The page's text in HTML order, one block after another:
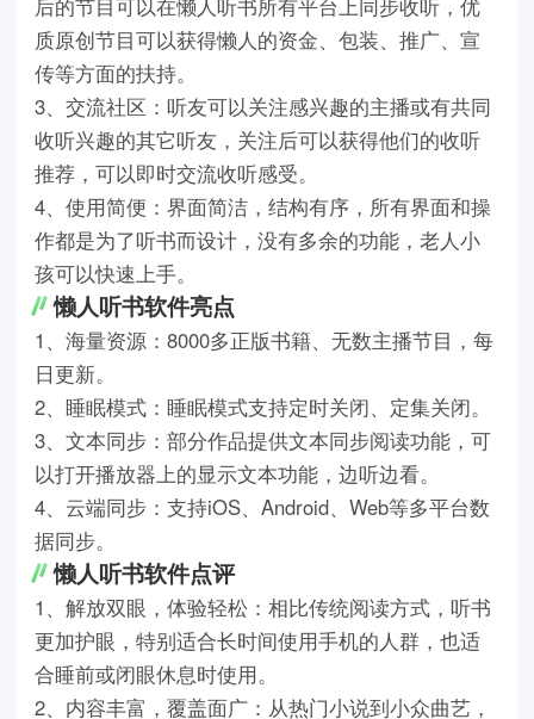
后的节目可以在懒人听书所有平台上同步收听，优
质原创节目可以获得懒人的资金、包装、推广、宣
传等方面的扶持。
3、交流社区：听友可以关注感兴趣的主播或有共同
收听兴趣的其它听友，关注后可以获得他们的收听
推荐，可以即时交流收听感受。
4、使用简便：界面简洁，结构有序，所有界面和操
作都是为了听书而设计，没有多余的功能，老人小
孩可以快速上手。
懒人听书软件亮点
1、海量资源：8000多正版书籍、无数主播节目，每
日更新。
2、睡眠模式：睡眠模式支持定时关闭、定集关闭。
3、文本同步：部分作品提供文本同步阅读功能，可
以打开播放器上的显示文本功能，边听边看。
4、云端同步：支持iOS、Android、Web等多平台数
据同步。
懒人听书软件点评
1、解放双眼，体验轻松：相比传统阅读方式，听书
更加护眼，特别适合长时间使用手机的人群，也适
合睡前或闭眼休息时使用。
2、内容丰富，覆盖面广：从热门小说到小众曲艺，